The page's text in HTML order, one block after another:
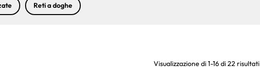
Reti a doghe
Visualizzazione di 1-16 di 22 risultati